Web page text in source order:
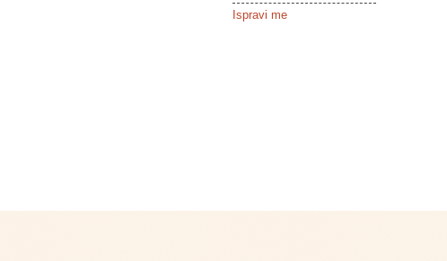
Ispravi me